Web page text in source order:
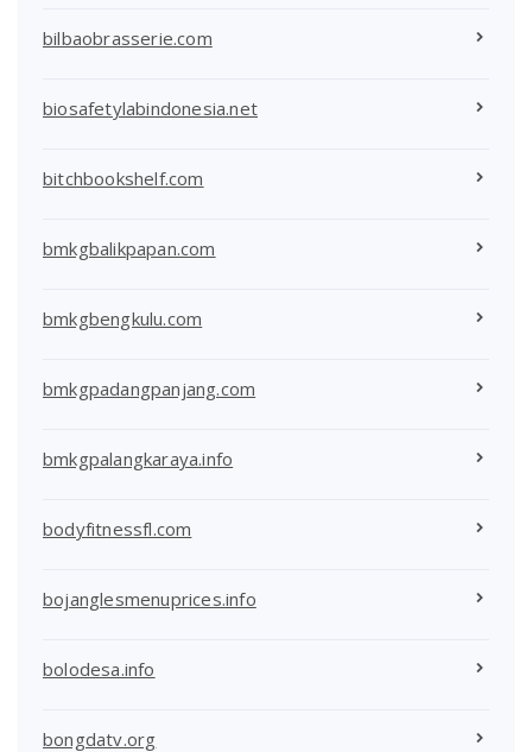
bilbaobrasserie.com
biosafetylabindonesia.net
bitchbookshelf.com
bmkgbalikpapan.com
bmkgbengkulu.com
bmkgpadangpanjang.com
bmkgpalangkaraya.info
bodyfitnessfl.com
bojanglesmenuprices.info
bolodesa.info
bongdatv.org